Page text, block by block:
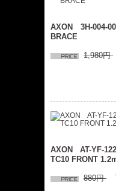
AXON 3H-004-
BRACE
1,980円
AXON AT-YF-
TC10 FRONT
880円